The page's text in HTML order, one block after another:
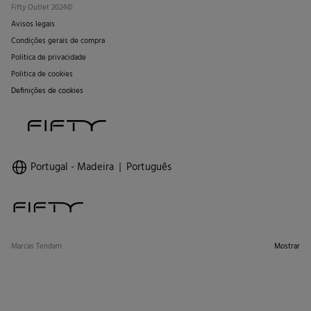
Fifty Outlet 2024©
Avisos legais
Condições gerais de compra
Politica de privacidade
Politica de cookies
Definições de cookies
Portugal - Madeira Português
Marcas Tendam Mostrar